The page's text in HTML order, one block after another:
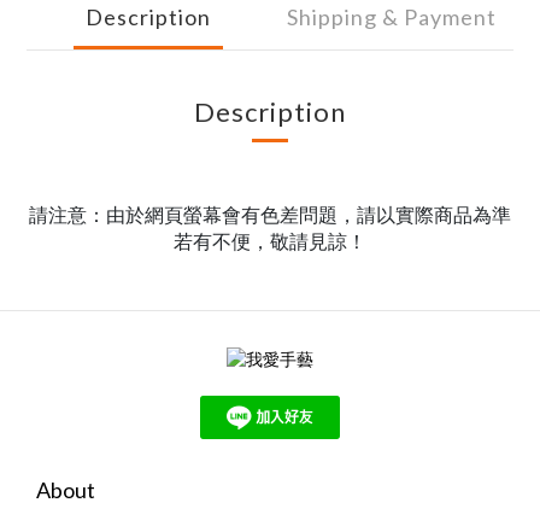
Description Shipping & Payment
Description
請注意：由於網頁螢幕會有色差問題，請以實際商品為準
若有不便，敬請見諒！
About